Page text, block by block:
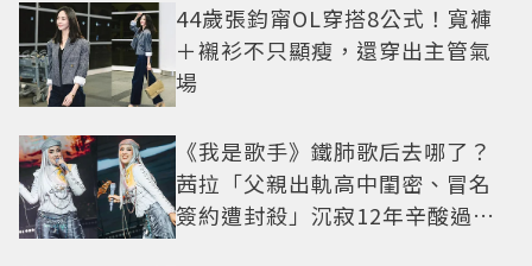
44歲張鈞甯OL穿搭8公式！寬褲
＋襯衫不只顯瘦，還穿出主管氣
場
《我是歌手》鐵肺歌后去哪了？
茜拉「父親出軌高中閨密、冒名
簽約遭封殺」沉寂12年辛酸過往